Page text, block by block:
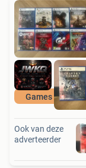
Games & meer
Ook van deze
adverteerder